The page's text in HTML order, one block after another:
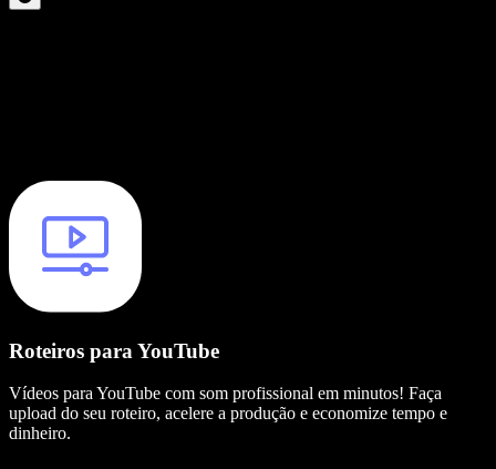
Roteiros para YouTube
Vídeos para YouTube com som profissional em minutos! Faça
upload do seu roteiro, acelere a produção e economize tempo e
dinheiro.